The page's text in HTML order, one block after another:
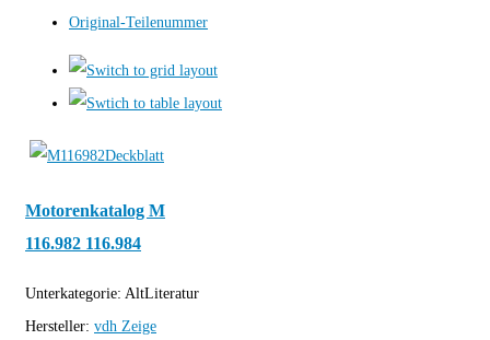
Original-Teilenummer
Motorenkatalog M
116.982 116.984
Unterkategorie: AltLiteratur
Hersteller: vdh Zeige